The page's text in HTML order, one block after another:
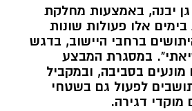
יבנה, באמצעות מחלקת
אלו פעולות שונות
ברחבי היישוב, בדגש
במסגרת המבצע
בסביבה, ובמקביל
לפעול גם בשטחי
דגירה.